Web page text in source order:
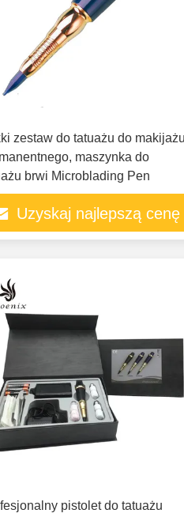
zestaw do tatuażu do makijażu
maszynka do
brwi Microblading Pen
Uzyskaj najlepszą cenę
pistolet do tatuażu